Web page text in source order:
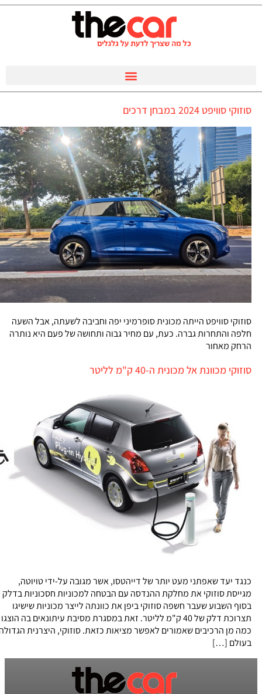
סוזוקי סוויפט 2024 במבחן דרכים
סוזוקי סוויפט הייתה מכונית סופרמיני יפה וחביבה לשעתה, אבל השעה
חלפה והתחרות גברה. כעת, עם מחיר גבוה ותחושה של פעם היא נותרה
הרחק מאחור
סוזוקי מכוונת אל מכונית ה-40 ק"מ לליטר
כנגד יעד שאפתני מעט יותר של דייהטסו, אשר מגובה על-ידי טויוטה,
מגייסת סוזוקי את מחלקת ההנדסה עם הבטחה למכוניות חסכוניות בדלק
בסוף השבוע שעבר חשפה סוזוקי ביפן את כוונתה לייצר מכוניות שישיגו
תצרוכת דלק של 40 ק"מ לליטר. זאת במסגרת מסיבת עיתונאים בה הוצגו
כמה מן הרכיבים שאמורים לאפשר מציאות כזאת. סוזוקי, היצרנית הגדולה
בעולם […]